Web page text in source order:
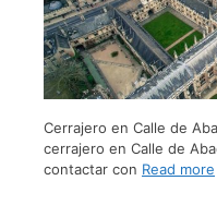
Cerrajero en Calle de
cerrajero en Calle de
contactar con Read more